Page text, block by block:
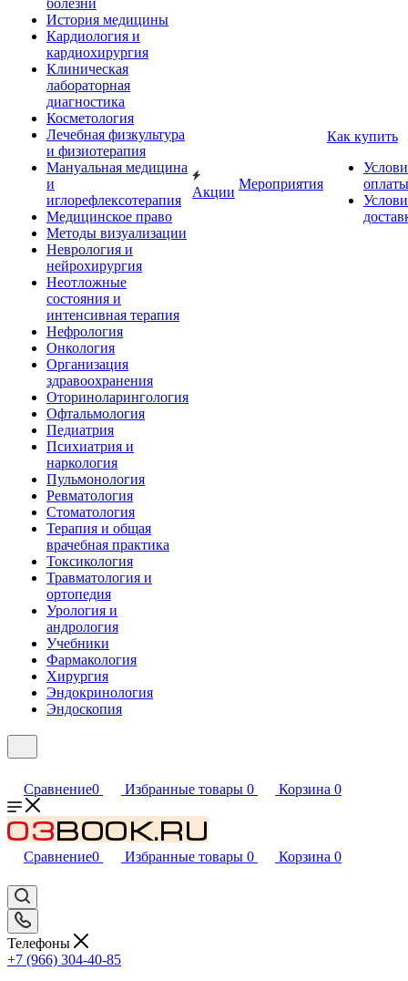
болезни
История медицины
Кардиология и
кардиохирургия
Клиническая
лабораторная
диагностика
Косметология
Лечебная физкультура
и физиотерапия
Мануальная медицина
и
иглорефлексотерапия
Медицинское право
Методы визуализации
Неврология и
нейрохирургия
Неотложные
состояния и
интенсивная терапия
Нефрология
Онкология
Организация
здравоохранения
Оториноларингология
Офтальмология
Педиатрия
Психиатрия и
наркология
Пульмонология
Ревматология
Стоматология
Терапия и общая
врачебная практика
Токсикология
Травматология и
ортопедия
Урология и
андрология
Учебники
Фармакология
Хирургия
Эндокринология
Эндоскопия
Акции
Мероприятия
Как купить
оплаты
Сравнение0 Избранные товары 0 Корзина 0
Сравнение0 Избранные товары 0 Корзина 0
Телефоны
+7 (966) 304-40-85